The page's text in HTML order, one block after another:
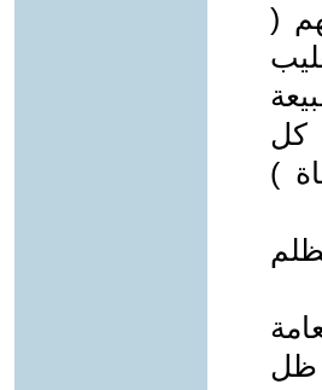
(
كل
)
ظل